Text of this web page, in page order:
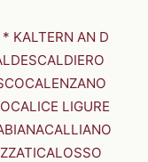
KALTERN AN D
CALDIERO
CALENZANO
CALICE LIGURE
CALLIANO
CALOSSO